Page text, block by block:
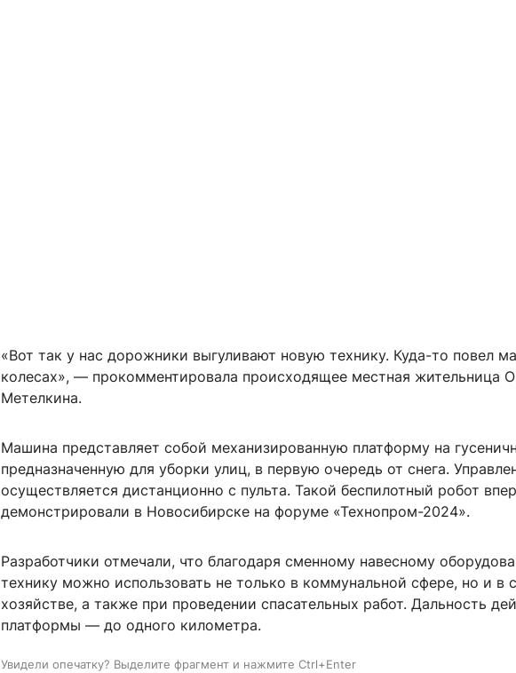
«Вот так у нас дорожники выгуливают новую технику. Куда-то повел
колесах», — прокомментировала происходящее местная жительница
Метелкина.
Машина представляет собой механизированную платформу на
предназначенную для уборки улиц, в первую очередь от снега.
осуществляется дистанционно с пульта. Такой беспилотный робот
демонстрировали в Новосибирске на форуме «Технопром-2024».
Разработчики отмечали, что благодаря сменному навесному
технику можно использовать не только в коммунальной сфере, но и в
хозяйстве, а также при проведении спасательных работ. Дальность
платформы — до одного километра.
Увидели опечатку? Выделите фрагмент и нажмите Ctrl+Enter